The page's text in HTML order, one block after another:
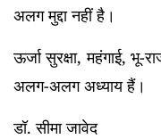
अलग मुद्दा नहीं है।
ऊर्जा सुरक्षा, महंगाई,
अलग-अलग अध्याय हैं।
डॉ. सीमा जावेद